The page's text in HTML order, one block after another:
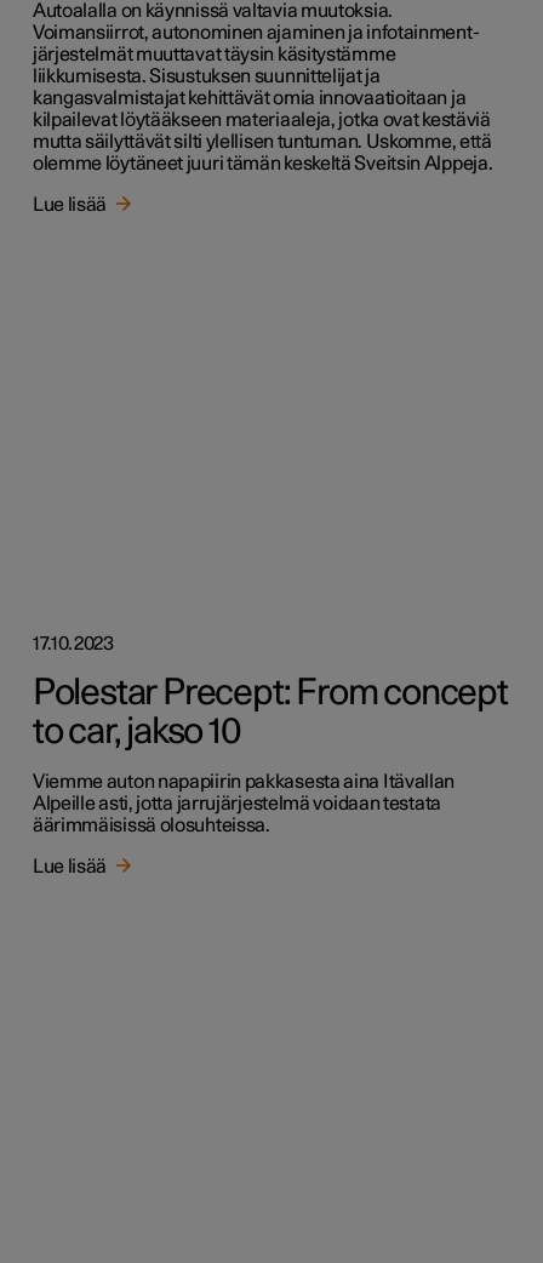
Autoalalla on käynnissä valtavia muutoksia.
Voimansiirrot, autonominen ajaminen ja infotainment-
järjestelmät muuttavat täysin käsitystämme
liikkumisesta. Sisustuksen suunnittelijat ja
kangasvalmistajat kehittävät omia innovaatioitaan ja
kilpailevat löytääkseen materiaaleja, jotka ovat kestäviä
mutta säilyttävät silti ylellisen tuntuman. Uskomme, että
olemme löytäneet juuri tämän keskeltä Sveitsin Alppeja.
Lue lisää
17.10.2023
Polestar Precept: From concept
to car, jakso 10
Viemme auton napapiirin pakkasesta aina Itävallan
Alpeille asti, jotta jarrujärjestelmä voidaan testata
äärimmäisissä olosuhteissa.
Lue lisää